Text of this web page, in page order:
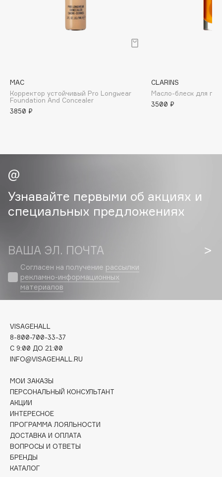
by TERRY
BY WISHTREND
Byredo
Cadence
Carbon Theory
Carmex
Celimax
Cettua
Chupa Chups
Clarins Precious
Clinique
Clive Christian
Collagenina
Consly
Corimo
CosRX
Cottolina
Crescina
MAC
Корректор устойчивый Pro Longwear
Foundation And Concealer
3850 ₽
CLARINS
Масло-блеск для
3500 ₽
Узнавайте первыми об акциях и
специальных предложениях
ВАША ЭЛ. ПОЧТА
Согласен на получение рассылки
рекламно-информационных
материалов
VISAGEHALL
8-800-700-33-37
C 9:00 ДО 21:00
INFO@VISAGEHALL.RU
МОИ ЗАКАЗЫ
ПЕРСОНАЛЬНЫЙ КОНСУЛЬТАНТ
АКЦИИ
ИНТЕРЕСНОЕ
ПРОГРАММА ЛОЯЛЬНОСТИ
ДОСТАВКА И ОПЛАТА
ВОПРОСЫ И ОТВЕТЫ
БРЕНДЫ
КАТАЛОГ